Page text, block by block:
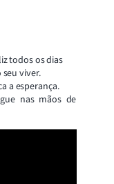
todos os dias
viver.
a esperança.
nas mãos de